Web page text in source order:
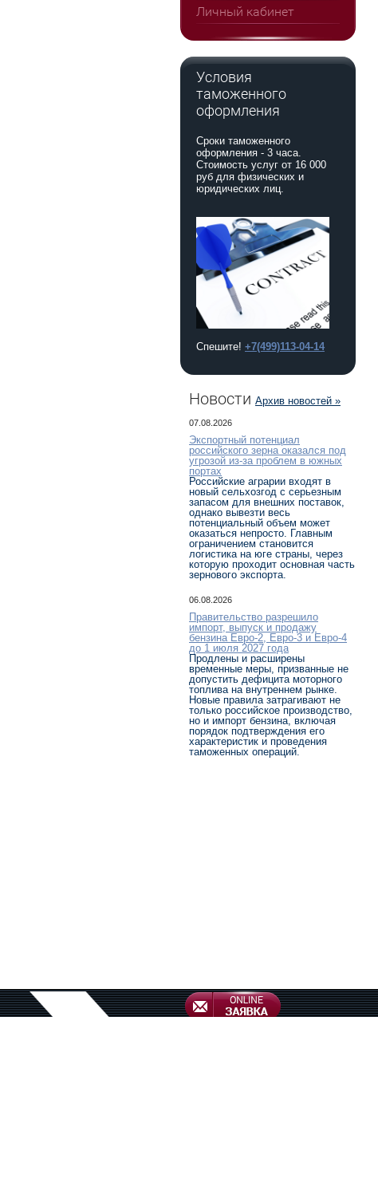
Личный кабинет
Условия
таможенного
оформления
Сроки таможенного
оформления - 3 часа.
Стоимость услуг от 16 000
руб для физических и
юридических лиц.
Спешите! +7(499)113-04-14
Новости Архив новостей »
07.08.2026
Экспортный потенциал
российского зерна оказался под
угрозой из-за проблем в южных
портах
Российские аграрии входят в
новый сельхозгод с серьезным
запасом для внешних поставок,
однако вывезти весь
потенциальный объем может
оказаться непросто. Главным
ограничением становится
логистика на юге страны, через
которую проходит основная часть
зернового экспорта.
06.08.2026
Правительство разрешило
импорт, выпуск и продажу
бензина Евро-2, Евро-3 и Евро-4
до 1 июля 2027 года
Продлены и расширены
временные меры, призванные не
допустить дефицита моторного
топлива на внутреннем рынке.
Новые правила затрагивают не
только российское производство,
но и импорт бензина, включая
порядок подтверждения его
характеристик и проведения
таможенных операций.